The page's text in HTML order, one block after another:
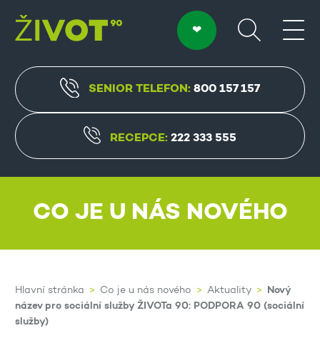
SENIOR TELEFON:800 157 157
RECEPCE:222 333 555
CO JE U NÁS NOVÉHO
Hlavní stránka Co je u nás nového Aktuality
Nový
název pro sociální služby ŽIVOTa 90: PODPORA 90 (sociální
služby)